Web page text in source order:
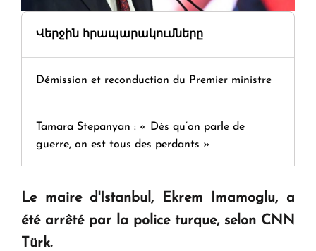
Վերջին հրապարակումները
Démission et reconduction du Premier ministre
Tamara Stepanyan : « Dès qu’on parle de
guerre, on est tous des perdants »
" Tant qu'il n'existe pas d'alternative concrète, la
Le maire d'Istanbul, Ekrem Imamoglu, a
été arrêté par la police turque, selon CNN
Türk.